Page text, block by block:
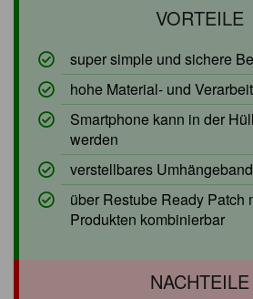
super simple und sichere
hohe Material- und
Smartphone kann in der
werden
verstellbares Umhängeband
über Restube Ready Patch
Produkten kombinierbar